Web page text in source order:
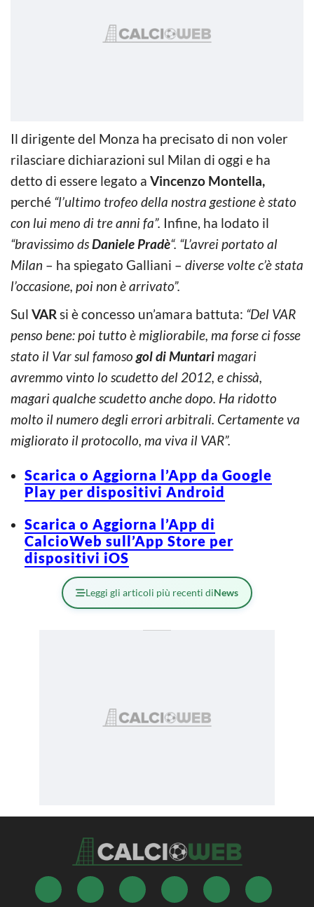
Il dirigente del Monza ha precisato di non voler
rilasciare dichiarazioni sul Milan di oggi e ha
detto di essere legato a Vincenzo Montella,
perché “l’ultimo trofeo della nostra gestione è stato
con lui meno di tre anni fa”. Infine, ha lodato il
“bravissimo dsDaniele Pradè“. “L’avrei portato al
Milan – ha spiegato Galliani – diverse volte c’è stata
l’occasione, poi non è arrivato”.
Sul VARsi è concesso un’amara battuta: “Del VAR
penso bene: poi tutto è migliorabile, ma forse ci fosse
stato il Var sul famoso gol di Muntarimagari
avremmo vinto lo scudetto del 2012, e chissà,
magari qualche scudetto anche dopo. Ha ridotto
molto il numero degli errori arbitrali. Certamente va
migliorato il protocollo, ma viva il VAR”.
Scarica o Aggiorna l’App da Google
Play per dispositivi Android
Scarica o Aggiorna l’App di
CalcioWeb sull’App Store per
dispositivi iOS
Leggi gli articoli più recenti diNews